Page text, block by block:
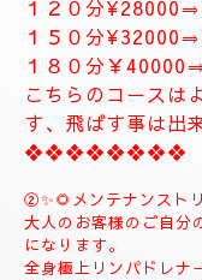
✨８月のおすすめ
🌺🌻①ジャプカサ
🌻🌺
当店一番人気の高
す。
全身極上リンパド
クソロジーデトッ
トリートメント、